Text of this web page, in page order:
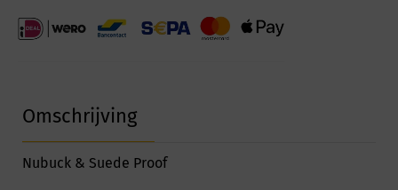
Omschrijving
Nubuck & Suede Proof